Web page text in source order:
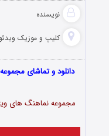
نویسنده
کلیپ و موزیک ویدئو
دانلود و تماشای
مجموعه نماهنگ های